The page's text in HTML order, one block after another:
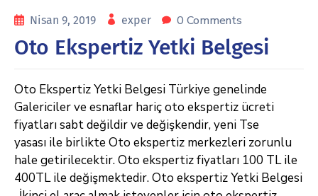
Nisan 9, 2019 exper 0 Comments
Oto Ekspertiz Yetki Belgesi
Oto Ekspertiz Yetki Belgesi Türkiye genelinde
Galericiler ve esnaflar hariç oto ekspertiz ücreti
fiyatları sabt değildir ve değişkendir, yeni Tse
yasası ile birlikte Oto ekspertiz merkezleri zorunlu
hale getirilecektir. Oto ekspertiz fiyatları 100 TL ile
400TL ile değişmektedir. Oto ekspertiz Yetki Belgesi